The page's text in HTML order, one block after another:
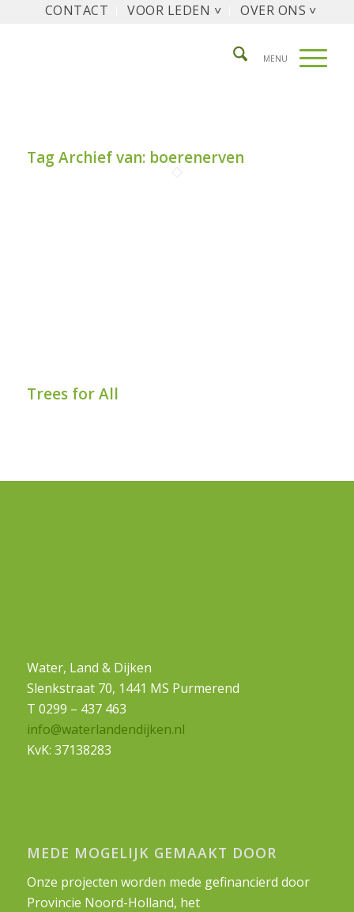
CONTACT VOOR LEDEN ˅ OVER ONS ˅
Tag Archief van: boerenerven
Trees for All
Water, Land & Dijken
Slenkstraat 70, 1441 MS Purmerend
T 0299 – 437 463
info@waterlandendijken.nl
KvK: 37138283
MEDE MOGELIJK GEMAAKT DOOR
Onze projecten worden mede gefinancierd door
Provincie Noord-Holland, het